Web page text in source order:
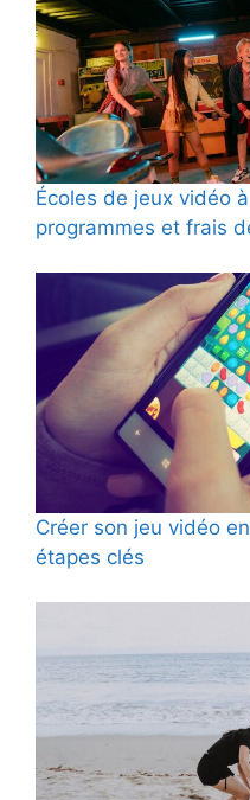
Écoles de jeux vidéo
programmes et frais
Créer son jeu vidéo
étapes clés